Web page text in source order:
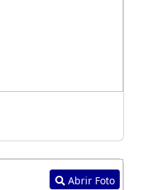
Abrir Foto